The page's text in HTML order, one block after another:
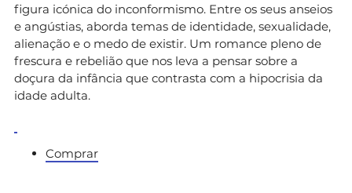
figura icónica do inconformismo. Entre os seus anseios
e angústias, aborda temas de identidade, sexualidade,
alienação e o medo de existir. Um romance pleno de
frescura e rebelião que nos leva a pensar sobre a
doçura da infância que contrasta com a hipocrisia da
idade adulta.
Comprar